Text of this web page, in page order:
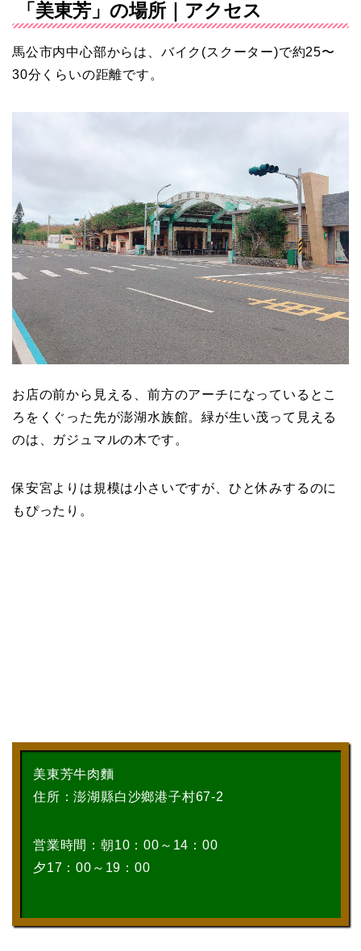
「美東芳」の場所｜アクセス
馬公市内中心部からは、バイク(スクーター)で約25〜
30分くらいの距離です。
お店の前から見える、前方のアーチになっているとこ
ろをくぐった先が澎湖水族館。緑が生い茂って見える
のは、ガジュマルの木です。
保安宮よりは規模は小さいですが、ひと休みするのに
もぴったり。
美東芳牛肉麵
住所：澎湖縣白沙鄉港子村67-2
営業時間：朝10：00～14：00
夕17：00～19：00